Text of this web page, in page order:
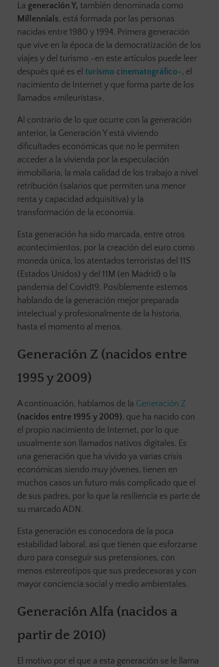
La generación Y, también denominada como
Millennials, está formada por las personas
nacidas entre 1980 y 1994. Primera generación
que vive en la época de la democratización de los
viajes y del turismo -en este artículos puede leer
después qué es el turismo cinematográfico-, el
nacimiento de Internet y que forma parte de los
llamados «mileuristas».
Al contrario de lo que ocurre con la generación
anterior, la Generación Y está viviendo
dificultades económicas que no le permiten
acceder a la vivienda por la especulación
inmobiliaria, la mala calidad de los trabajo a nivel
retribución (salarios que permiten una menor
renta y capacidad adquisitiva) y la
transformación de la economía.
Esta generación ha sido marcada, entre otros
acontecimientos, por la creación del euro como
moneda única, los atentados terroristas del 11S
(Estados Unidos) y del 11M (en Madrid) o la
pandemia del Covid19. Posiblemente estemos
hablando de la generación mejor preparada
intelectual y profesionalmente de la historia,
hasta el momento al menos.
Generación Z (nacidos entre
1995 y 2009)
A continuación, hablamos de la Generación Z
(nacidos entre 1995 y 2009), que ha nacido con
el propio nacimiento de Internet, por lo que
usualmente son llamados nativos digitales. Es
una generación que ha vivido ya varias crisis
económicas siendo muy jóvenes, tienen en
muchos casos un futuro más complicado que el
de sus padres, por lo que la resiliencia es parte de
su marcado ADN.
Esta generación es conocedora de la poca
estabilidad laboral, así que tienen que esforzarse
duro para conseguir sus pretensiones, con
menos estereotipos que sus predecesoras y con
mayor conciencia social y medio ambientales.
Generación Alfa (nacidos a
partir de 2010)
El motivo por el que a esta generación se le llama